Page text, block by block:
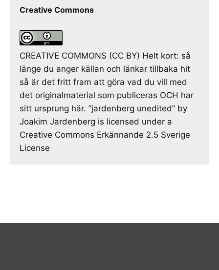
Creative Commons
CREATIVE COMMONS (CC BY) Helt kort: så
länge du anger källan och länkar tillbaka hit
så är det fritt fram att göra vad du vill med
det originalmaterial som publiceras OCH har
sitt ursprung här. ”jardenberg unedited” by
Joakim Jardenberg is licensed under a
Creative Commons Erkännande 2.5 Sverige
License